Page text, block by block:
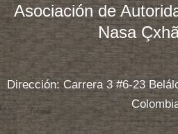
Asociación de
Nasa
Dirección: Carrera 3 #6-23